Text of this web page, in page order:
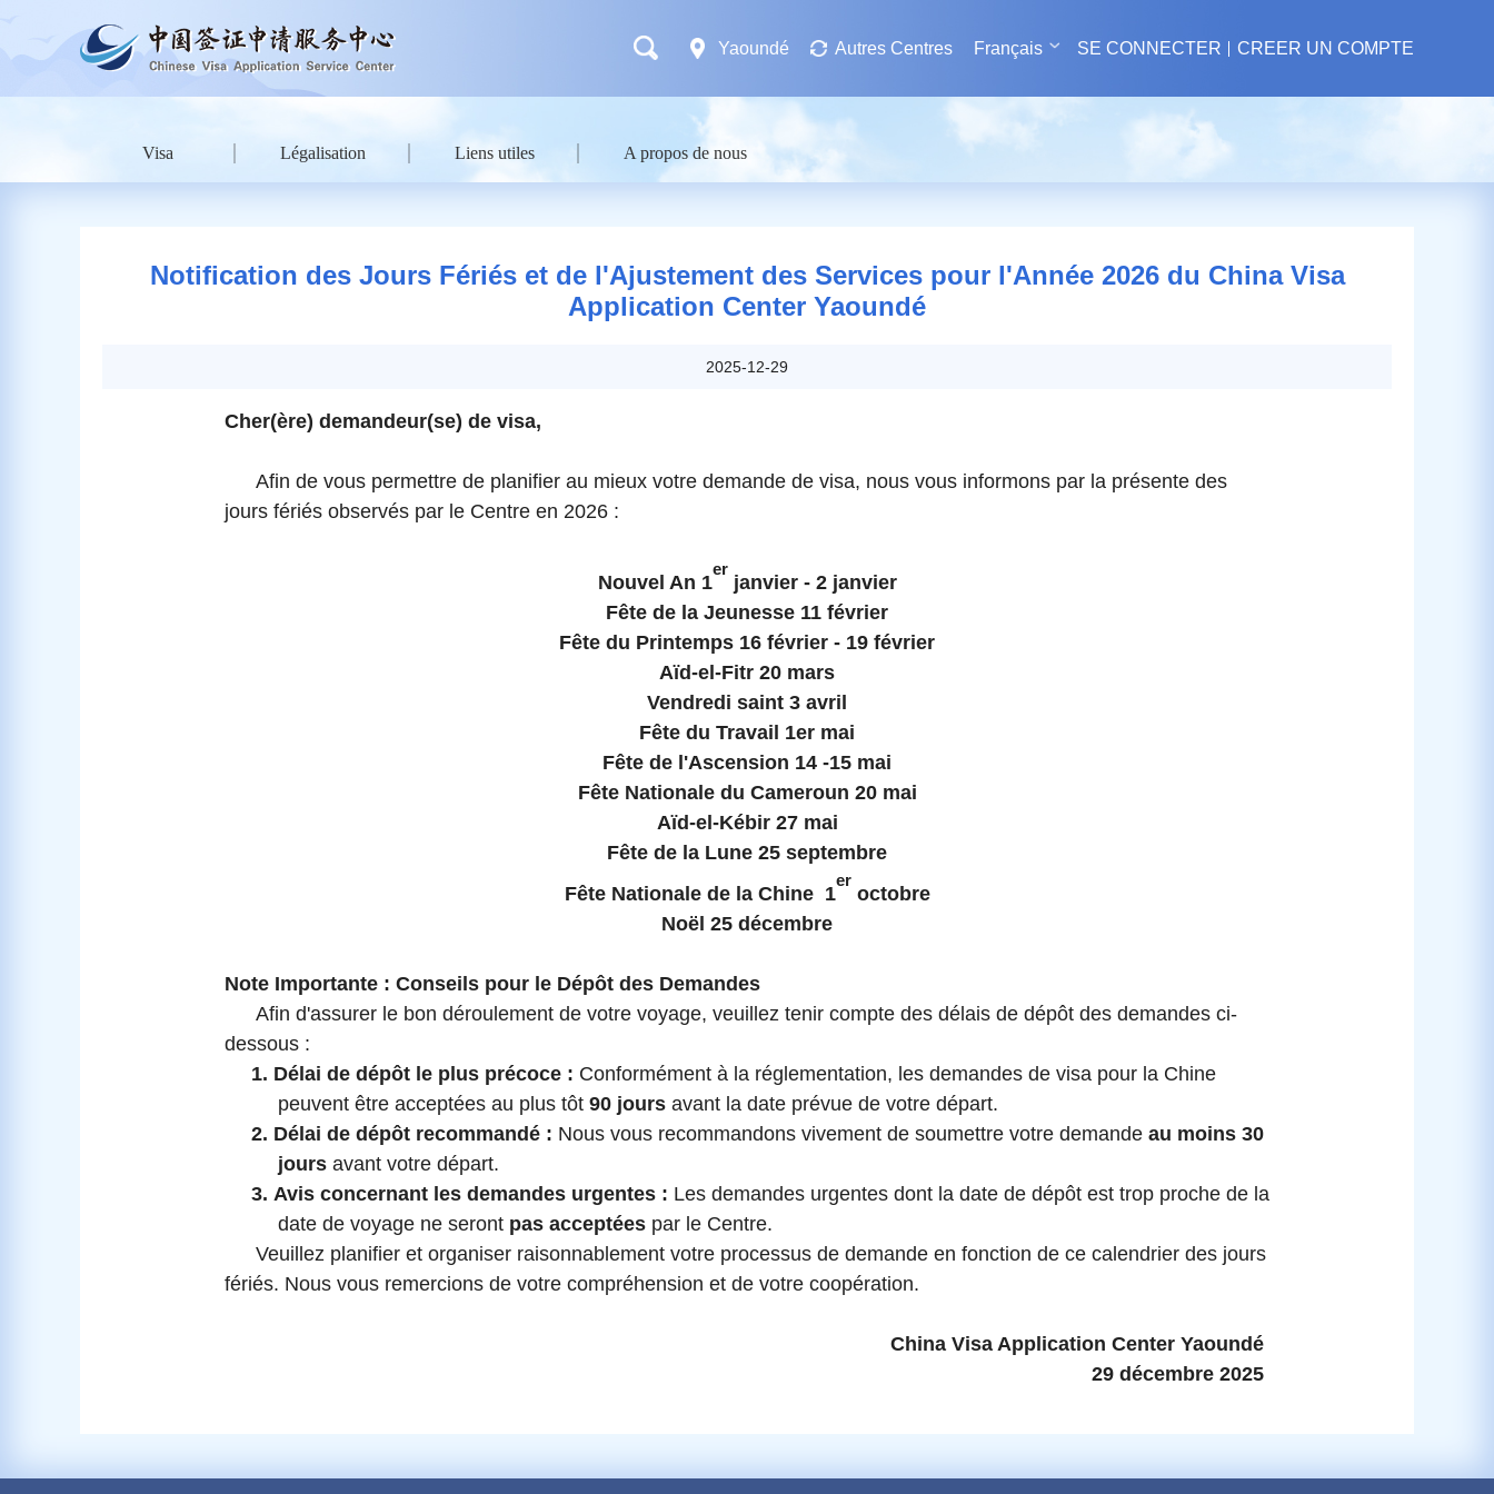
Yaoundé Autres Centres Français SE CONNECTER CREER UN COMPTE
Visa Légalisation Liens utiles A propos de nous
Notification des Jours Fériés et de l'Ajustement des Services pour l'Année 2026 du China Visa
Application Center Yaoundé
2025-12-29
Cher(ère) demandeur(se) de visa,
Afin de vous permettre de planifier au mieux votre demande de visa, nous vous informons par la présente des
jours fériés observés par le Centre en 2026 :
Nouvel An 1
er
janvier - 2 janvier
Fête de la Jeunesse 11 février
Fête du Printemps 16 février - 19 février
Aïd-el-Fitr 20 mars
Vendredi saint 3 avril
Fête du Travail 1er mai
Fête de l'Ascension 14 -15 mai
Fête Nationaledu Cameroun 20 mai
Aïd-el-Kébir 27 mai
Fête de la Lune 25 septembre
Fête Nationale de la Chine 1
er
octobre
Noël 25 décembre
Note Importante : Conseils pour le Dépôt des Demandes
Afin d'assurer le bon déroulement de votre voyage, veuillez tenir compte des délais de dépôt des demandes ci-
dessous :
1. Délai de dépôt le plus précoce : Conformément à la réglementation, les demandes de visa pour la Chine
peuvent être acceptées au plus tôt 90 jours avant la date prévue de votre départ.
2. Délai de dépôt recommandé : Nous vous recommandons vivement de soumettre votre demande au moins 30
jours avant votre départ.
3. Avis concernant les demandes urgentes : Les demandes urgentes dont la date de dépôt est trop proche de la
date de voyage ne seront pas acceptées par le Centre.
Veuillez planifier et organiser raisonnablement votre processus de demande en fonction de ce calendrier des jours
fériés. Nous vous remercions de votre compréhension et de votre coopération.
China Visa Application Center Yaoundé
29 décembre 2025